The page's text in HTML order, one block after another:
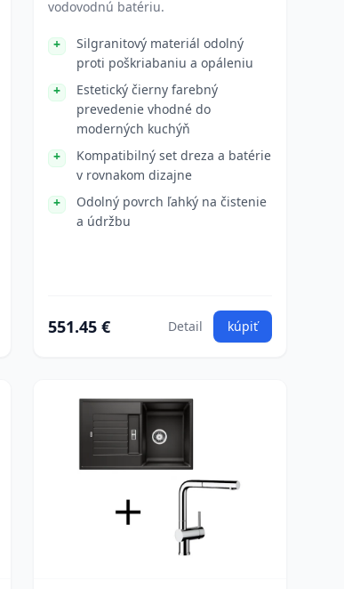
vodovodnú batériu.
Silgranitový materiál odolný
proti poškriabaniu a opáleniu
Estetický čierny farebný
prevedenie vhodné do
moderných kuchýň
Kompatibilný set dreza a batérie
v rovnakom dizajne
Odolný povrch ľahký na čistenie
a údržbu
551.45 € Detail kúpiť